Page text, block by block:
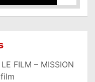
FILM – MISSION